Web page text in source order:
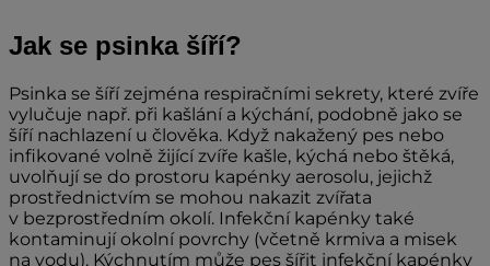
Jak se psinka šíří?
Psinka se šíří zejména respiračními sekrety, které zvíře
vylučuje např. při kašlání a kýchání, podobně jako se
šíří nachlazení u člověka. Když nakažený pes nebo
infikované volně žijící zvíře kašle, kýchá nebo štěká,
uvolňují se do prostoru kapénky aerosolu, jejichž
prostřednictvím se mohou nakazit zvířata
v bezprostředním okolí. Infekční kapénky také
kontaminují okolní povrchy (včetně krmiva a misek
na vodu). Kýchnutím může pes šířit infekční kapénky